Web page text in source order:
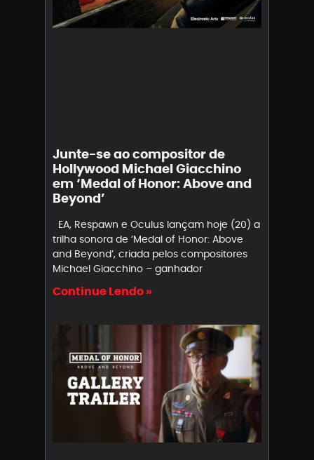
Junte-se ao compositor de
Hollywood Michael Giacchino
em ‘Medal of Honor: Above and
Beyond’
EA, Respawn e Oculus lançam hoje (20) a
trilha sonora de ‘Medal of Honor: Above
and Beyond’, criada pelos compositores
Michael Giacchino – ganhador
Continue Lendo »